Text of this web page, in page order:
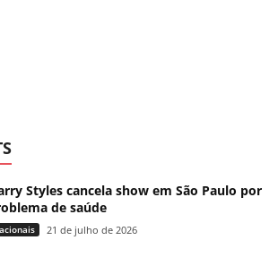
Styles cancela show em São Paulo por
de saúde
21 de julho de 2026